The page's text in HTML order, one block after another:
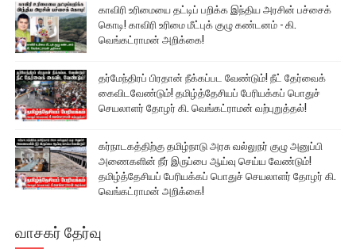
காவிரி உரிமையை தட்டிப் பறிக்க இந்திய அரசின் பச்சைக்
கொடி! காவிரி உரிமை மீட்புக் குழு கண்டனம் - கி.
வெங்கட்ராமன் அறிக்கை!
தர்மேந்திரப் பிரதான் நீக்கப்பட வேண்டும்! நீட் தேர்வைக்
கைவிடவேண்டும்! தமிழ்த்தேசியப் பேரியக்கப் பொதுச்
செயலாளர் தோழர் கி. வெங்கட்ராமன் வற்புறுத்தல்!
கர்நாடகத்திற்கு தமிழ்நாடு அரசு வல்லுநர் குழு அனுப்பி
அணைகளின் நீர் இருப்பை ஆய்வு செய்ய வேண்டும்!
தமிழ்த்தேசியப் பேரியக்கப் பொதுச் செயலாளர் தோழர் கி.
வெங்கட்ராமன் அறிக்கை!
வாசகர் தேர்வு